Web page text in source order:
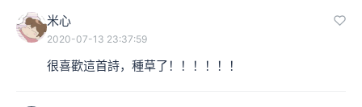
米心
2020-07-13 23:37:59
很喜歡這首詩，種草了！！！！！！